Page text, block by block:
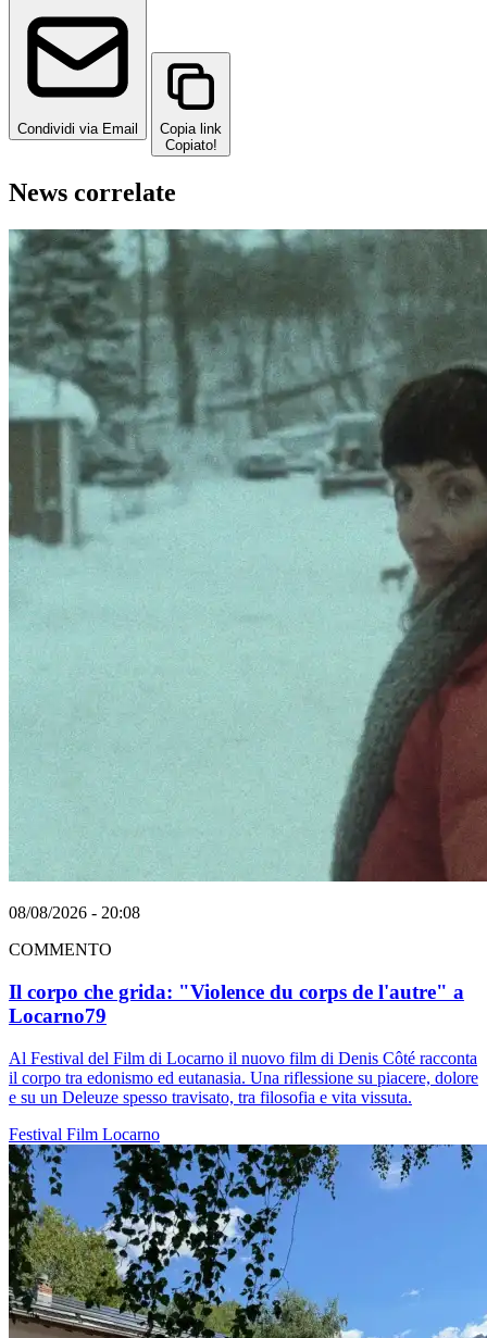
Condividi via Email
Copia link
Copiato!
News correlate
08/08/2026 - 20:08
COMMENTO
Il corpo che grida: "Violence du corps de l'autre" a
Locarno79
Al Festival del Film di Locarno il nuovo film di Denis Côté racconta
il corpo tra edonismo ed eutanasia. Una riflessione su piacere, dolore
e su un Deleuze spesso travisato, tra filosofia e vita vissuta.
Festival Film Locarno